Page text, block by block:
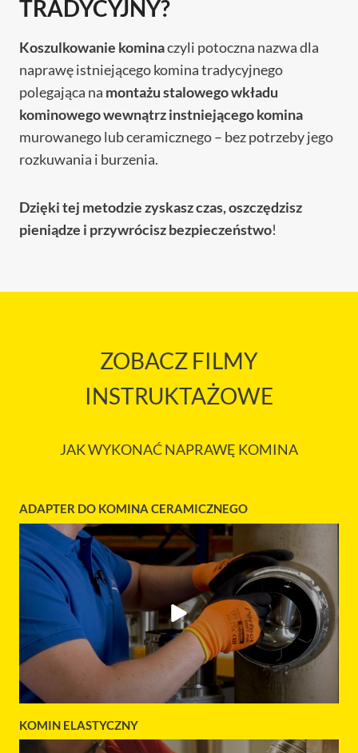
TRADYCYJNY?
Koszulkowanie kominaczyli potoczna nazwa dla
naprawę istniejącego komina tradycyjnego
polegająca na montażu stalowego wkładu
kominowego wewnątrz instniejącego komina
murowanego lub ceramicznego – bez potrzeby jego
rozkuwania i burzenia.
Dzięki tej metodzie zyskasz czas, oszczędzisz
pieniądze i przywrócisz bezpieczeństwo!
ZOBACZ FILMY
INSTRUKTAŻOWE
JAK WYKONAĆ NAPRAWĘ KOMINA
ADAPTER DO KOMINA CERAMICZNEGO
KOMIN ELASTYCZNY